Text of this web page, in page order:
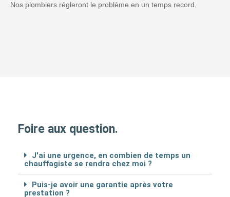
Nos plombiers régleront le problème en un temps record.
Foire aux question.
J'ai une urgence, en combien de temps un
chauffagiste se rendra chez moi ?
Puis-je avoir une garantie après votre
prestation ?